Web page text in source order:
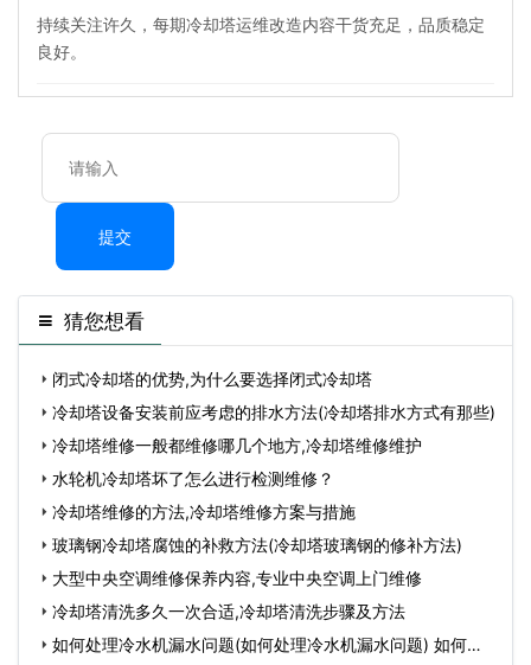
持续关注许久，每期冷却塔运维改造内容干货充足，品质稳定
良好。
提交
猜您想看
闭式冷却塔的优势,为什么要选择闭式冷却塔
冷却塔设备安装前应考虑的排水方法(冷却塔排水方式有那些)
冷却塔维修一般都维修哪几个地方,冷却塔维修维护
水轮机冷却塔坏了怎么进行检测维修？
冷却塔维修的方法,冷却塔维修方案与措施
玻璃钢冷却塔腐蚀的补救方法(冷却塔玻璃钢的修补方法)
大型中央空调维修保养内容,专业中央空调上门维修
冷却塔清洗多久一次合适,冷却塔清洗步骤及方法
如何处理冷水机漏水问题(如何处理冷水机漏水问题) 如何处